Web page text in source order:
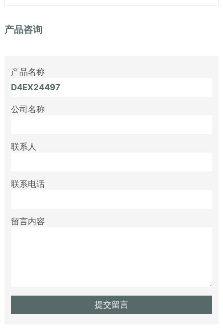
产品咨询
产品名称
公司名称
联系人
联系电话
留言内容